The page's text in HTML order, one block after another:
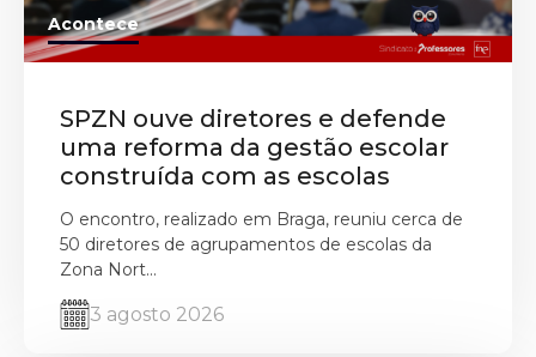
Acontece
SPZN ouve diretores e defende
uma reforma da gestão escolar
construída com as escolas
O encontro, realizado em Braga, reuniu cerca de
50 diretores de agrupamentos de escolas da
Zona Nort...
3 agosto 2026